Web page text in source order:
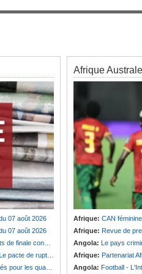
07 août 2026
07 août 2026
finale connues
de rupture
quarts de finale
Afrique Australe
Afrique: CAN féminine
Afrique: Revue de
Angola: Le pays
Afrique: Partenariat
Angola: Football -
la coopération
7